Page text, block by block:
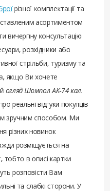
різної комплектації та
асортиментом
вичерпну консультацію
розхідники або
стрільби, туризму та
якщо Ви хочете
огляд Шомпол АК-74 кал.
реальні відгуки покупців
зручним способом. Ми
різних новинок
розміщується на
тобто в описі картки
розповісти Вам
та слабкі сторони. У